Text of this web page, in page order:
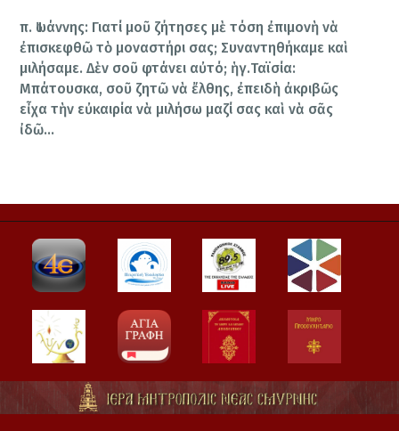
π. Ἰωάννης: Γιατί μοῦ ζήτησες μὲ τόση ἐπιμονὴ νὰ
ἐπισκεφθῶ τὸ μοναστήρι σας; Συναντηθήκαμε καὶ
μιλήσαμε. Δὲν σοῦ φτάνει αὐτό; ἡγ.Ταϊσία:
Μπάτουσκα, σοῦ ζητῶ νὰ ἔλθης, ἐπειδὴ ἀκριβῶς
εἶχα τὴν εὐκαιρία νὰ μιλήσω μαζί σας καὶ νὰ σᾶς
ἰδῶ…